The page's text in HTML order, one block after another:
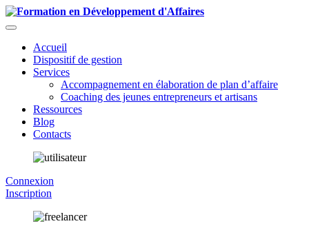
Accueil
Dispositif de gestion
Services
Accompagnement en élaboration de plan d’affaire
Coaching des jeunes entrepreneurs et artisans
Ressources
Blog
Contacts
Connexion
Inscription